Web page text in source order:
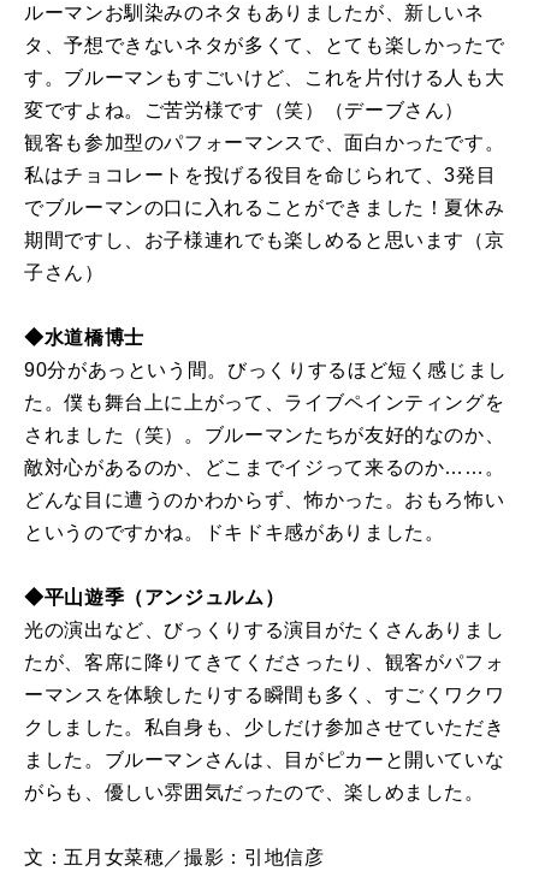
ルーマンお馴染みのネタもありましたが、新しいネ
タ、予想できないネタが多くて、とても楽しかったで
す。ブルーマンもすごいけど、これを片付ける人も大
変ですよね。ご苦労様です（笑）（デーブさん）
観客も参加型のパフォーマンスで、面白かったです。
私はチョコレートを投げる役目を命じられて、3発目
でブルーマンの口に入れることができました！夏休み
期間ですし、お子様連れでも楽しめると思います（京
子さん）
◆水道橋博士
90分があっという間。びっくりするほど短く感じまし
た。僕も舞台上に上がって、ライブペインティングを
されました（笑）。ブルーマンたちが友好的なのか、
敵対心があるのか、どこまでイジって来るのか……。
どんな目に遭うのかわからず、怖かった。おもろ怖い
というのですかね。ドキドキ感がありました。
◆平山遊季（アンジュルム）
光の演出など、びっくりする演目がたくさんありまし
たが、客席に降りてきてくださったり、観客がパフォ
ーマンスを体験したりする瞬間も多く、すごくワクワ
クしました。私自身も、少しだけ参加させていただき
ました。ブルーマンさんは、目がピカーと開いていな
がらも、優しい雰囲気だったので、楽しめました。
文：五月女菜穂／撮影：引地信彦